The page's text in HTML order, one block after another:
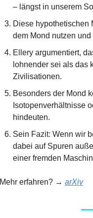
– längst in unserem
Diese hypothetischen
dem Mond nutzen
Ellery argumentiert,
lohnender sei als das
Zivilisationen.
Besonders der Mond
Isotopenverhältnisse
hindeuten.
Sein Fazit: Wenn wir
dabei auf Spuren
einer fremden
Mehr erfahren? → arXiv